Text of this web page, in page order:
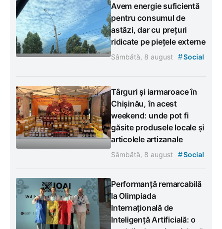
Avem energie suficientă
pentru consumul de
astăzi, dar cu prețuri
ridicate pe piețele externe
Sâmbătă, 8 august #Social
Târguri și iarmaroace în
Chișinău, în acest
weekend: unde pot fi
găsite produsele locale și
articolele artizanale
Sâmbătă, 8 august #Social
Performanță remarcabilă
la Olimpiada
Internațională de
Inteligență Artificială: o